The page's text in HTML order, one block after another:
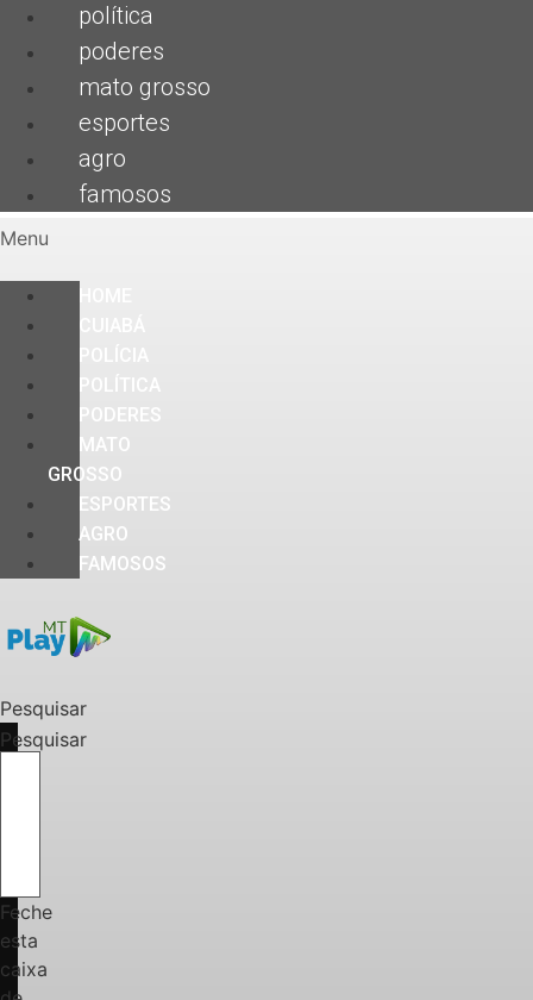
política
poderes
mato grosso
esportes
agro
famosos
Menu
PODERES
MATO
GROSSO
ESPORTES
AGRO
FAMOSOS
Pesquisar
Pesquisar
Feche
esta
caixa